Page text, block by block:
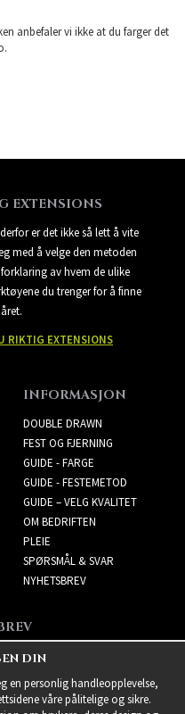
anbefaler vi ikke at du farger det
EXTENSIONS
er det ikke så lett å vite
med å velge den metoden
av hvem de ulike
du trenger for å finne
RIKTIG EXTENSIONS
INFORMASJON
DOUBLE DRAWN
FEST OG FJERNING
GUIDE - FARGE
GUIDE - FESTEMETOD
GUIDE – VELG KVALITET
OM BEDRIFTEN
PLEIE
SPØRSMÅL & SVAR
NYHETSBREV
og
DIN
en personlig handleopplevelse,
våre pålitelige og sikre.